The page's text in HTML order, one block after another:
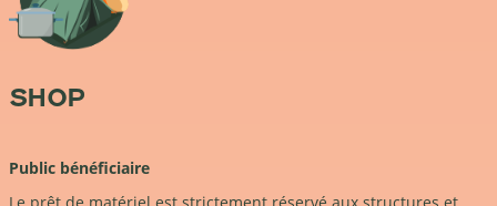
SHOP
Public bénéficiaire